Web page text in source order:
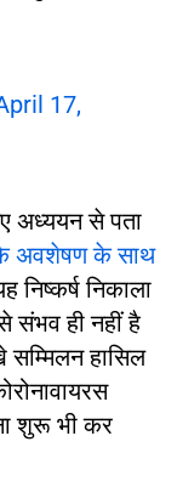
17,
अध्ययन से पता
अवशेषण के साथ
निष्कर्ष निकाला
संभव ही नहीं है
हासिल
शुरू भी कर